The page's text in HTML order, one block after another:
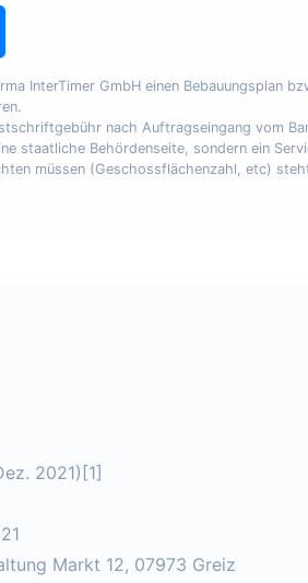
InterTimer GmbH einen Bebauungsplan
nach Auftragseingang vom
staatliche Behördenseite, sondern ein
müssen (Geschossflächenzahl, etc)
2021)[1]
Markt 12, 07973 Greiz